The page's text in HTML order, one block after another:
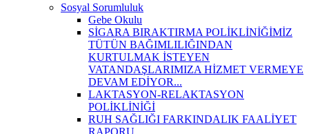
Sosyal Sorumluluk
Gebe Okulu
SİGARA BIRAKTIRMA POLİKLİNİĞİMİZ
TÜTÜN BAĞIMLILIĞINDAN
KURTULMAK İSTEYEN
VATANDAŞLARIMIZA HİZMET VERMEYE
DEVAM EDİYOR...
LAKTASYON-RELAKTASYON
POLİKLİNİĞİ
RUH SAĞLIĞI FARKINDALIK FAALİYET
RAPORU